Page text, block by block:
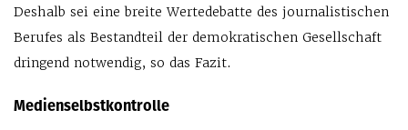
Deshalb sei eine breite Wertedebatte des journalistischen
Berufes als Bestandteil der demokratischen Gesellschaft
dringend notwendig, so das Fazit.
Medienselbstkontrolle